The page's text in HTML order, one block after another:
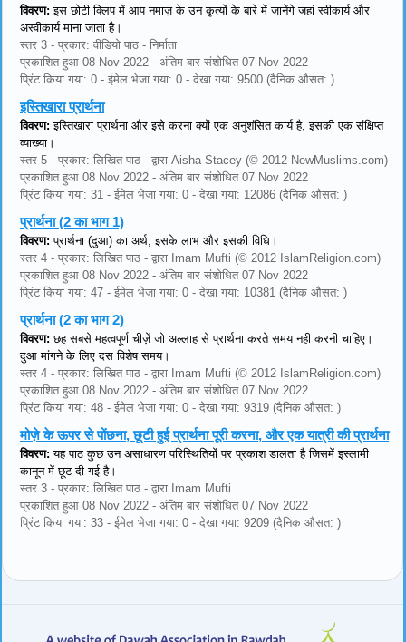
विवरण: इस छोटी क्लिप में आप नमाज़ के उन कृत्यों के बारे में जानेंगे जहां स्वीकार्य और
अस्वीकार्य माना जाता है।
स्तर 3 - प्रकार: वीडियो पाठ - निर्माता
प्रकाशित हुआ 08 Nov 2022 - अंतिम बार संशोधित 07 Nov 2022
प्रिंट किया गया: 0 - ईमेल भेजा गया: 0 - देखा गया: 9500 (दैनिक औसत: )
इस्तिखारा प्रार्थना
विवरण: इस्तिखारा प्रार्थना और इसे करना क्यों एक अनुशंसित कार्य है, इसकी एक संक्षिप्त
व्याख्या।
स्तर 5 - प्रकार: लिखित पाठ - द्वारा Aisha Stacey (© 2012 NewMuslims.com)
प्रकाशित हुआ 08 Nov 2022 - अंतिम बार संशोधित 07 Nov 2022
प्रिंट किया गया: 31 - ईमेल भेजा गया: 0 - देखा गया: 12086 (दैनिक औसत: )
प्रार्थना (2 का भाग 1)
विवरण: प्रार्थना (दुआ) का अर्थ, इसके लाभ और इसकी विधि।
स्तर 4 - प्रकार: लिखित पाठ - द्वारा Imam Mufti (© 2012 IslamReligion.com)
प्रकाशित हुआ 08 Nov 2022 - अंतिम बार संशोधित 07 Nov 2022
प्रिंट किया गया: 47 - ईमेल भेजा गया: 0 - देखा गया: 10381 (दैनिक औसत: )
प्रार्थना (2 का भाग 2)
विवरण: छह सबसे महत्वपूर्ण चीज़ें जो अल्लाह से प्रार्थना करते समय नही करनी चाहिए।
दुआ मांगने के लिए दस विशेष समय।
स्तर 4 - प्रकार: लिखित पाठ - द्वारा Imam Mufti (© 2012 IslamReligion.com)
प्रकाशित हुआ 08 Nov 2022 - अंतिम बार संशोधित 07 Nov 2022
प्रिंट किया गया: 48 - ईमेल भेजा गया: 0 - देखा गया: 9319 (दैनिक औसत: )
मोज़े के ऊपर से पोंछना, छूटी हुई प्रार्थना पूरी करना, और एक यात्री की प्रार्थना
विवरण: यह पाठ कुछ उन असाधारण परिस्थितियों पर प्रकाश डालता है जिसमें इस्लामी
कानून में छूट दी गई है।
स्तर 3 - प्रकार: लिखित पाठ - द्वारा Imam Mufti
प्रकाशित हुआ 08 Nov 2022 - अंतिम बार संशोधित 07 Nov 2022
प्रिंट किया गया: 33 - ईमेल भेजा गया: 0 - देखा गया: 9209 (दैनिक औसत: )